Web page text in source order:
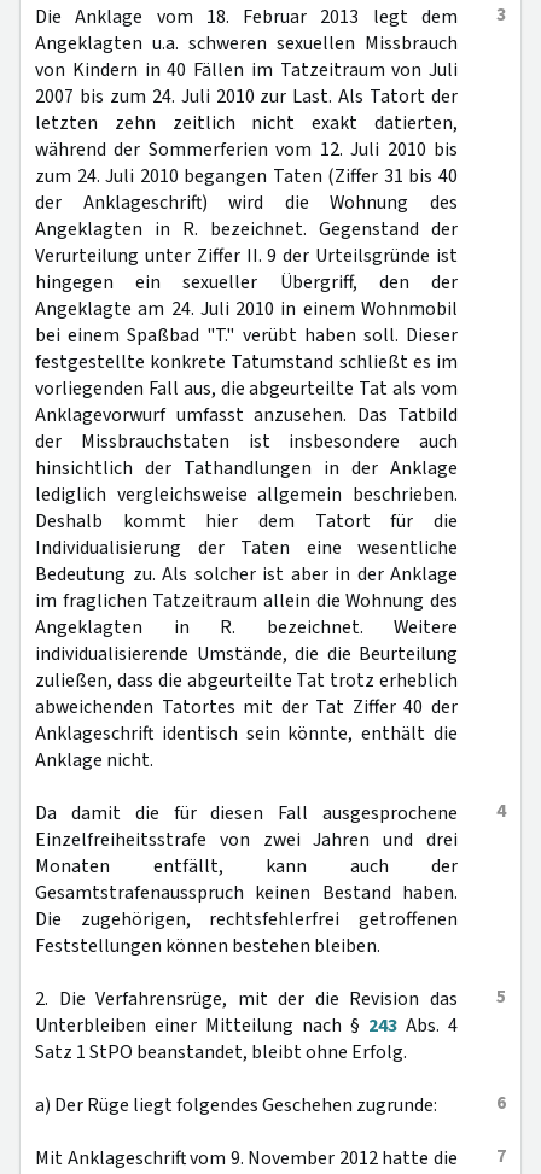
3
Die Anklage vom 18. Februar 2013 legt dem
Angeklagten u.a. schweren sexuellen Missbrauch
von Kindern in 40 Fällen im Tatzeitraum von Juli
2007 bis zum 24. Juli 2010 zur Last. Als Tatort der
letzten zehn zeitlich nicht exakt datierten,
während der Sommerferien vom 12. Juli 2010 bis
zum 24. Juli 2010 begangen Taten (Ziffer 31 bis 40
der Anklageschrift) wird die Wohnung des
Angeklagten in R. bezeichnet. Gegenstand der
Verurteilung unter Ziffer II. 9 der Urteilsgründe ist
hingegen ein sexueller Übergriff, den der
Angeklagte am 24. Juli 2010 in einem Wohnmobil
bei einem Spaßbad "T." verübt haben soll. Dieser
festgestellte konkrete Tatumstand schließt es im
vorliegenden Fall aus, die abgeurteilte Tat als vom
Anklagevorwurf umfasst anzusehen. Das Tatbild
der Missbrauchstaten ist insbesondere auch
hinsichtlich der Tathandlungen in der Anklage
lediglich vergleichsweise allgemein beschrieben.
Deshalb kommt hier dem Tatort für die
Individualisierung der Taten eine wesentliche
Bedeutung zu. Als solcher ist aber in der Anklage
im fraglichen Tatzeitraum allein die Wohnung des
Angeklagten in R. bezeichnet. Weitere
individualisierende Umstände, die die Beurteilung
zuließen, dass die abgeurteilte Tat trotz erheblich
abweichenden Tatortes mit der Tat Ziffer 40 der
Anklageschrift identisch sein könnte, enthält die
Anklage nicht.
4
Da damit die für diesen Fall ausgesprochene
Einzelfreiheitsstrafe von zwei Jahren und drei
Monaten entfällt, kann auch der
Gesamtstrafenausspruch keinen Bestand haben.
Die zugehörigen, rechtsfehlerfrei getroffenen
Feststellungen können bestehen bleiben.
5
2. Die Verfahrensrüge, mit der die Revision das
Unterbleiben einer Mitteilung nach § 243 Abs. 4
Satz 1 StPO beanstandet, bleibt ohne Erfolg.
6
a) Der Rüge liegt folgendes Geschehen zugrunde:
7
Mit Anklageschrift vom 9. November 2012 hatte die